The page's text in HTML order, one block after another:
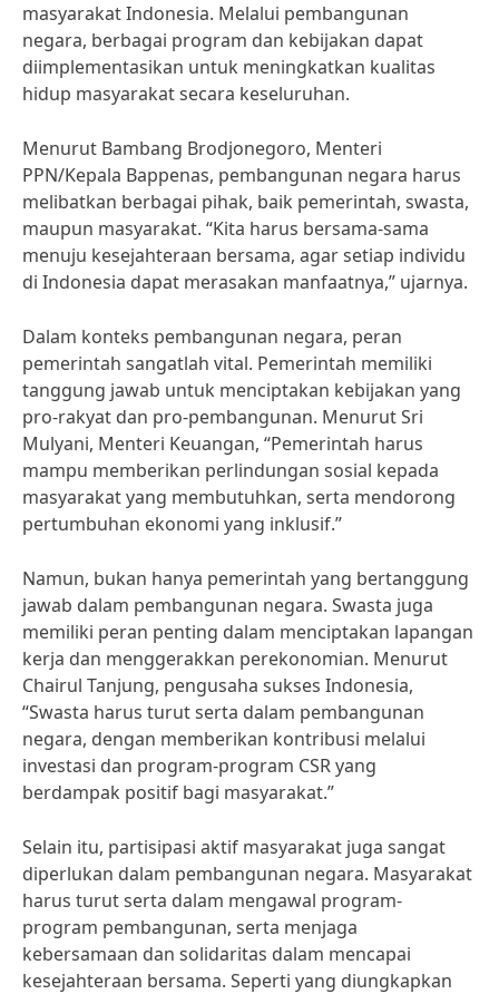
masyarakat Indonesia. Melalui pembangunan
negara, berbagai program dan kebijakan dapat
diimplementasikan untuk meningkatkan kualitas
hidup masyarakat secara keseluruhan.
Menurut Bambang Brodjonegoro, Menteri
PPN/Kepala Bappenas, pembangunan negara harus
melibatkan berbagai pihak, baik pemerintah, swasta,
maupun masyarakat. “Kita harus bersama-sama
menuju kesejahteraan bersama, agar setiap individu
di Indonesia dapat merasakan manfaatnya,” ujarnya.
Dalam konteks pembangunan negara, peran
pemerintah sangatlah vital. Pemerintah memiliki
tanggung jawab untuk menciptakan kebijakan yang
pro-rakyat dan pro-pembangunan. Menurut Sri
Mulyani, Menteri Keuangan, “Pemerintah harus
mampu memberikan perlindungan sosial kepada
masyarakat yang membutuhkan, serta mendorong
pertumbuhan ekonomi yang inklusif.”
Namun, bukan hanya pemerintah yang bertanggung
jawab dalam pembangunan negara. Swasta juga
memiliki peran penting dalam menciptakan lapangan
kerja dan menggerakkan perekonomian. Menurut
Chairul Tanjung, pengusaha sukses Indonesia,
“Swasta harus turut serta dalam pembangunan
negara, dengan memberikan kontribusi melalui
investasi dan program-program CSR yang
berdampak positif bagi masyarakat.”
Selain itu, partisipasi aktif masyarakat juga sangat
diperlukan dalam pembangunan negara. Masyarakat
harus turut serta dalam mengawal program-
program pembangunan, serta menjaga
kebersamaan dan solidaritas dalam mencapai
kesejahteraan bersama. Seperti yang diungkapkan